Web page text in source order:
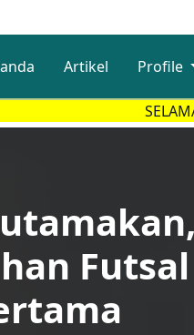
Artikel Profile
SELAMAT